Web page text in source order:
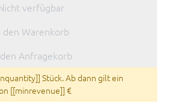
verfügbar
den Warenkorb
Anfragekorb
Stück. Ab dann gilt ein
[[minrevenue]] €